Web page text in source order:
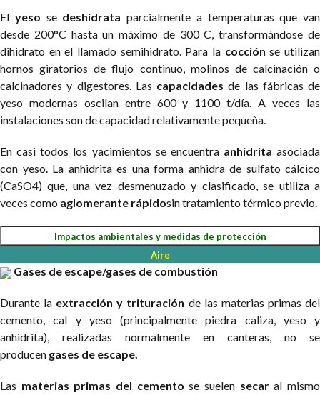
El yeso se deshidrata parcialmente a temperaturas que van
desde 200°C hasta un máximo de 300 C, transformándose de
dihidrato en el llamado semihidrato. Para la cocción se utilizan
hornos giratorios de flujo continuo, molinos de calcinación o
calcinadores y digestores. Las capacidades de las fábricas de
yeso modernas oscilan entre 600 y 1100 t/día. A veces las
instalaciones son de capacidad relativamente pequeña.
En casi todos los yacimientos se encuentra anhidrita asociada
con yeso. La anhidrita es una forma anhidra de sulfato cálcico
(CaSO4) que, una vez desmenuzado y clasificado, se utiliza a
veces como aglomerante rápidosin tratamiento térmico previo.
Impactos ambientales y medidas de protección
Aire
Gases de escape/gases de combustión
Durante la extracción y trituración de las materias primas del
cemento, cal y yeso (principalmente piedra caliza, yeso y
anhidrita), realizadas normalmente en canteras, no se
producen gases de escape.
Las materias primas del cementose suelen secaral mismo